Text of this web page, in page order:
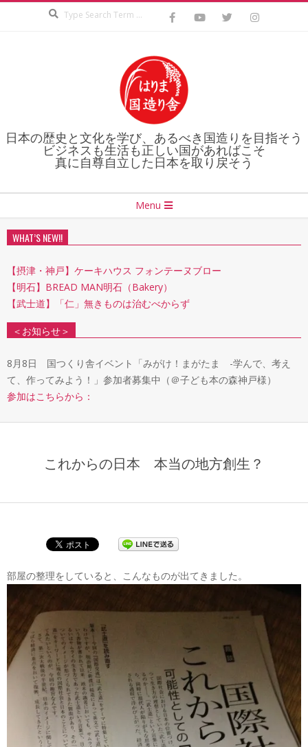
日本の歴史と文化を学び、あるべき国造りを目指そう
ビジネスも生活も正しい国があればこそ
真に自尊自立した日本を取り戻そう
Menu
Menu
WHAT’S NEW!!
【摂津・神戸】ケーキハウス フォンテーヌブロー
【明石】BREAD MAN明石（Bakery）
【武士道】「仁」無きものは治むべからず
＜お知らせ＞
8月8日 国つくり舎イベント「みがけ！まがたま -学んで、考え
て、作ってみよう！」参加者募集中（＠子ども本の森神戸様）
参加はこちらから：
これからの日本 本当の地方創生？
部屋の整理をしていると、こんなものが出てきました。